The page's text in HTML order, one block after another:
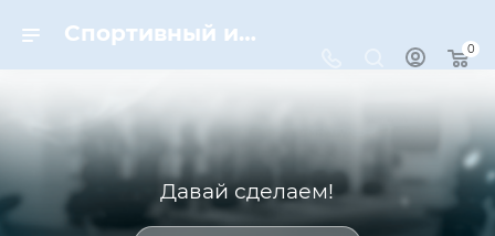
Спортивный инвентарь и оборудование для спорта в Москве | Dynamic-Sport
0
Давай сделаем!